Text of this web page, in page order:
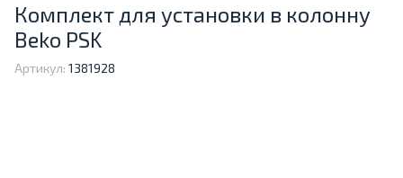
Комплект для установки в колонну
Beko PSK
Артикул: 1381928